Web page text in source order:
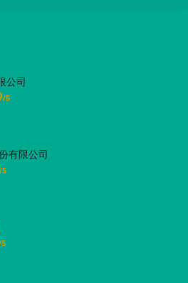
公司
/5
有限公司
/5